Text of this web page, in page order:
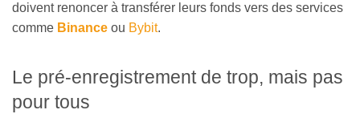
doivent renoncer à transférer leurs fonds vers des services
comme Binance ou Bybit.
Le pré-enregistrement de trop, mais pas
pour tous